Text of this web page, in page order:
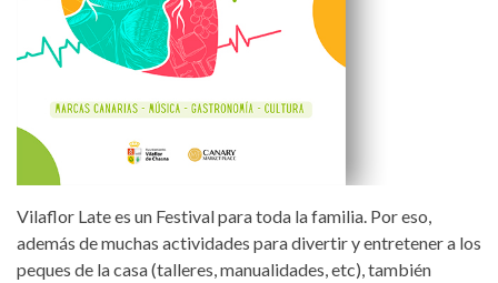
Vilaflor Late es un Festival para toda la familia. Por eso,
además de muchas actividades para divertir y entretener a los
peques de la casa (talleres, manualidades, etc), también